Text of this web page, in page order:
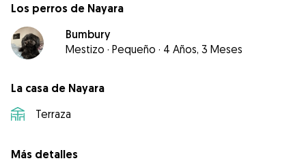
Los perros de Nayara
Bumbury
Mestizo · Pequeño · 4 Años, 3 Meses
La casa de Nayara
Terraza
Más detalles